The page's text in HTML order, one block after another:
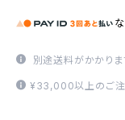
別途送料がかかりま
¥33,000以上のご注